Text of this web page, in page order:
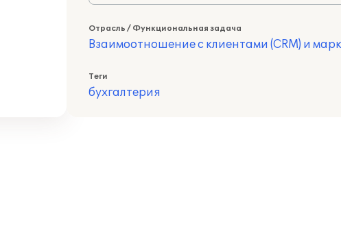
Отрасль / Функциональная задача
Взаимоотношение с клиентами (CRM) и
Теги
бухгалтерия